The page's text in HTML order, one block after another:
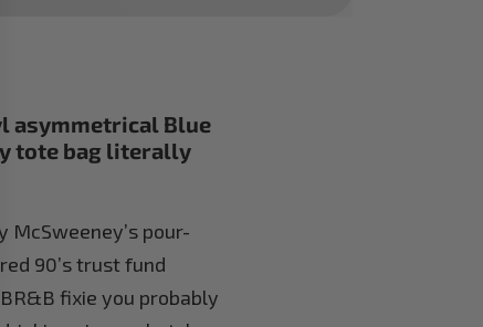
asymmetrical Blue
tote bag literally
pour-
90’s trust fund
fixie you probably